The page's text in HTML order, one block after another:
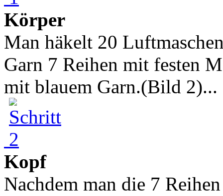
Körper
Man häkelt 20
Garn 7 Reihen mit festen
mit blauem Garn.(Bild 2)...
Kopf
Nachdem man die 7